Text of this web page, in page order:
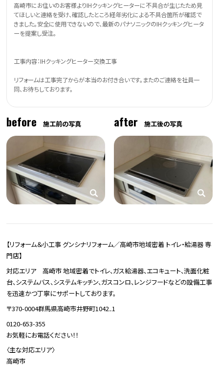
高崎市にお住いのお客様よりIHクッキングヒーターに不具合が生じたため見
てほしいと連絡を受け、確認したところ経年劣化による不具合箇所が確認で
きました。安全に使用できないので、最新のパナソニックのIHクッキングヒータ
ーを提案し受注。
工事内容：IHクッキングヒーター交換工事
リフォームは工事完了からが本当のお付き合いです。またのご連絡を社員一
同、お待ちしております。
before 施工前の写真 after 施工後の写真
【リフォーム＆小工事 グンシナリフォーム／高崎市地域密着 トイレ・給湯器 専
門店】
対応エリア 高崎市 地域密着でトイレ、ガス給湯器、エコキュート、洗面化粧
台、システムバス、システムキッチン、ガスコンロ、レンジフードなどの設備工事
を迅速かつ丁寧にサポートしております。
〒370-0004群馬県高崎市井野町1042₋1
0120-653-355
お気軽にお電話ください！！
〈主な対応エリア〉
高崎市